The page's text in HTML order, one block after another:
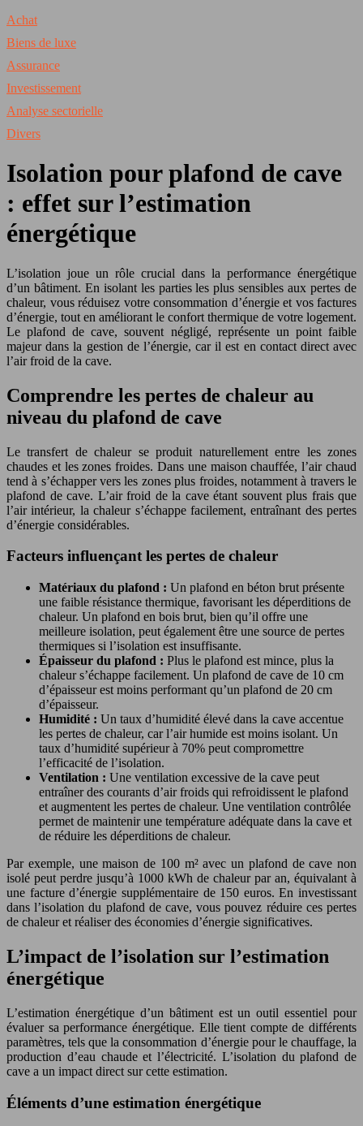
Achat
Biens de luxe
Assurance
Investissement
Analyse sectorielle
Divers
Isolation pour plafond de cave
: effet sur l’estimation
énergétique
L’isolation joue un rôle crucial dans la performance énergétique
d’un bâtiment. En isolant les parties les plus sensibles aux pertes de
chaleur, vous réduisez votre consommation d’énergie et vos factures
d’énergie, tout en améliorant le confort thermique de votre logement.
Le plafond de cave, souvent négligé, représente un point faible
majeur dans la gestion de l’énergie, car il est en contact direct avec
l’air froid de la cave.
Comprendre les pertes de chaleur au
niveau du plafond de cave
Le transfert de chaleur se produit naturellement entre les zones
chaudes et les zones froides. Dans une maison chauffée, l’air chaud
tend à s’échapper vers les zones plus froides, notamment à travers le
plafond de cave. L’air froid de la cave étant souvent plus frais que
l’air intérieur, la chaleur s’échappe facilement, entraînant des pertes
d’énergie considérables.
Facteurs influençant les pertes de chaleur
Matériaux du plafond : Un plafond en béton brut présente
une faible résistance thermique, favorisant les déperditions de
chaleur. Un plafond en bois brut, bien qu’il offre une
meilleure isolation, peut également être une source de pertes
thermiques si l’isolation est insuffisante.
Épaisseur du plafond : Plus le plafond est mince, plus la
chaleur s’échappe facilement. Un plafond de cave de 10 cm
d’épaisseur est moins performant qu’un plafond de 20 cm
d’épaisseur.
Humidité : Un taux d’humidité élevé dans la cave accentue
les pertes de chaleur, car l’air humide est moins isolant. Un
taux d’humidité supérieur à 70% peut compromettre
l’efficacité de l’isolation.
Ventilation : Une ventilation excessive de la cave peut
entraîner des courants d’air froids qui refroidissent le plafond
et augmentent les pertes de chaleur. Une ventilation contrôlée
permet de maintenir une température adéquate dans la cave et
de réduire les déperditions de chaleur.
Par exemple, une maison de 100 m² avec un plafond de cave non
isolé peut perdre jusqu’à 1000 kWh de chaleur par an, équivalant à
une facture d’énergie supplémentaire de 150 euros. En investissant
dans l’isolation du plafond de cave, vous pouvez réduire ces pertes
de chaleur et réaliser des économies d’énergie significatives.
L’impact de l’isolation sur l’estimation
énergétique
L’estimation énergétique d’un bâtiment est un outil essentiel pour
évaluer sa performance énergétique. Elle tient compte de différents
paramètres, tels que la consommation d’énergie pour le chauffage, la
production d’eau chaude et l’électricité. L’isolation du plafond de
cave a un impact direct sur cette estimation.
Éléments d’une estimation énergétique